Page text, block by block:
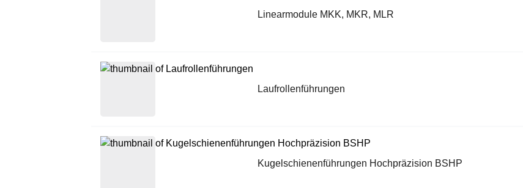
Linearmodule MKK, MKR, MLR
Laufrollenführungen
Kugelschienenführungen Hochpräzision BSHP